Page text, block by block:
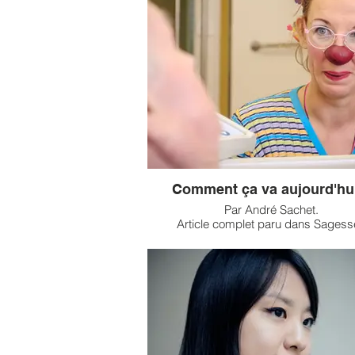
Comment ça va
Par André Sachet.
Article complet paru dans
Les Bien-veillants paru aux Éditions
Photos : David Bignolet à l’unité de
palliatifs de Pontivy.
André Sachet a longtemps fait
l’Association d’accompagnement en
palliatifs Pays de Lorient (ASP 56). Il